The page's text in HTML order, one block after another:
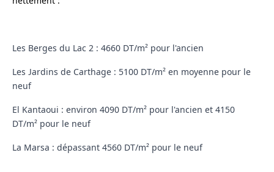
Les Berges du Lac 2 : 4660 DT/m² pour l'ancien
Les Jardins de Carthage : 5100 DT/m² en moyenne pour le
neuf
El Kantaoui : environ 4090 DT/m² pour l'ancien et 4150
DT/m² pour le neuf
La Marsa : dépassant 4560 DT/m² pour le neuf